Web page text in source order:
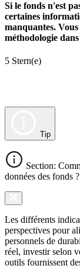
Si le fonds n'est
certaines
manquantes.
méthodologie
5 Stern(e)
Tip
Section:
données des fonds ?
Les différents
perspectives pour
personnels de
réel, investir selon
outils fournissent